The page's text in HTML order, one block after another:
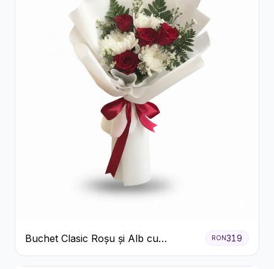
Buchet Clasic Roșu și Alb cu
Crizanteme
RON319